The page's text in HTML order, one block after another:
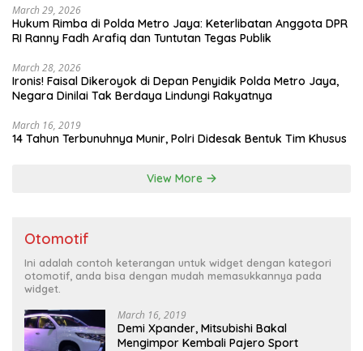
March 29, 2026
Hukum Rimba di Polda Metro Jaya: Keterlibatan Anggota DPR
RI Ranny Fadh Arafiq dan Tuntutan Tegas Publik
March 28, 2026
Ironis! Faisal Dikeroyok di Depan Penyidik Polda Metro Jaya,
Negara Dinilai Tak Berdaya Lindungi Rakyatnya
March 16, 2019
14 Tahun Terbunuhnya Munir, Polri Didesak Bentuk Tim Khusus
View More
Otomotif
Ini adalah contoh keterangan untuk widget dengan kategori
otomotif, anda bisa dengan mudah memasukkannya pada
widget.
March 16, 2019
Demi Xpander, Mitsubishi Bakal
Mengimpor Kembali Pajero Sport